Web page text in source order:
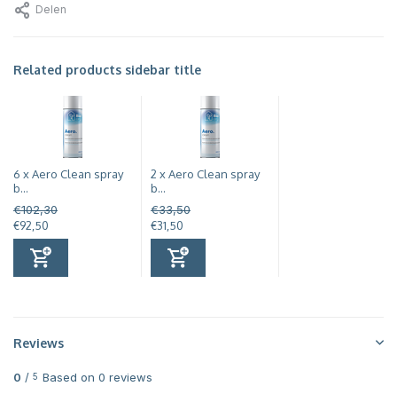
Delen
Related products sidebar title
6 x Aero Clean spray
b...
€102,30
€92,50
2 x Aero Clean spray
b...
€33,50
€31,50
Reviews
0 / 5 Based on 0 reviews